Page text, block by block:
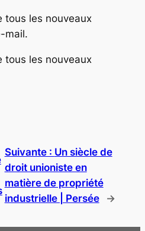
tous les nouveaux
mail.
tous les nouveaux
Suivante : Un siècle de
droit unioniste en
matière de propriété
industrielle | Persée
→